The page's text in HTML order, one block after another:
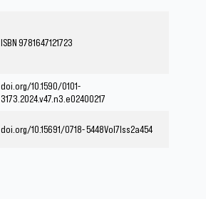
ISBN 9781647121723
doi.org/10.1590/0101-
3173.2024.v47.n3.e02400217
doi.org/10.15691/0718- 5448Vol7Iss2a454